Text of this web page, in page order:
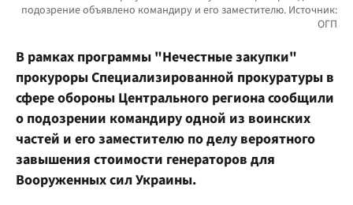
В рамках программы "Нечестные закупки"
прокуроры Специализированной прокуратуры в
сфере обороны Центрального региона сообщили
о подозрении командиру одной из воинских
частей и его заместителю по делу вероятного
завышения стоимости генераторов для
Вооруженных сил Украины.